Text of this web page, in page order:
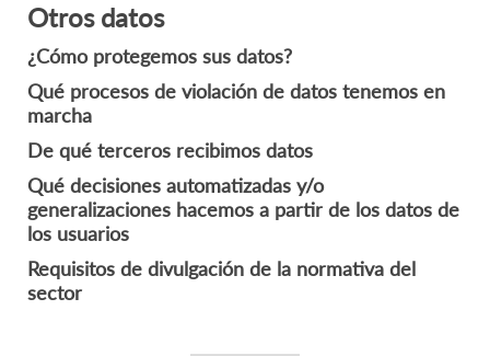
Otros datos
¿Cómo protegemos sus datos?
Qué procesos de violación de datos tenemos en
marcha
De qué terceros recibimos datos
Qué decisiones automatizadas y/o
generalizaciones hacemos a partir de los datos de
los usuarios
Requisitos de divulgación de la normativa del
sector